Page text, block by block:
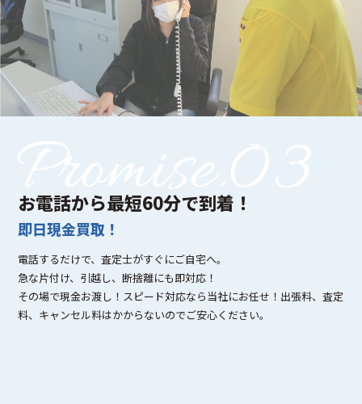
お電話から最短60分で到着！
即日現金買取！
電話するだけで、査定士がすぐにご自宅へ。
急な片付け、引越し、断捨離にも即対応！
その場で現金お渡し！スピード対応なら当社にお任せ！出張料、査定
料、キャンセル料はかからないのでご安心ください。